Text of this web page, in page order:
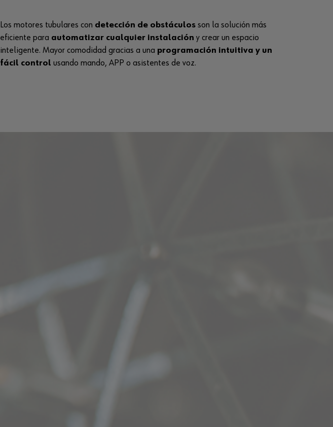
Los motores tubulares con detección de obstáculos son la solución más
eficiente para automatizar cualquier instalación y crear un espacio
inteligente. Mayor comodidad gracias a una programación intuitiva y un
fácil control usando mando, APP o asistentes de voz.